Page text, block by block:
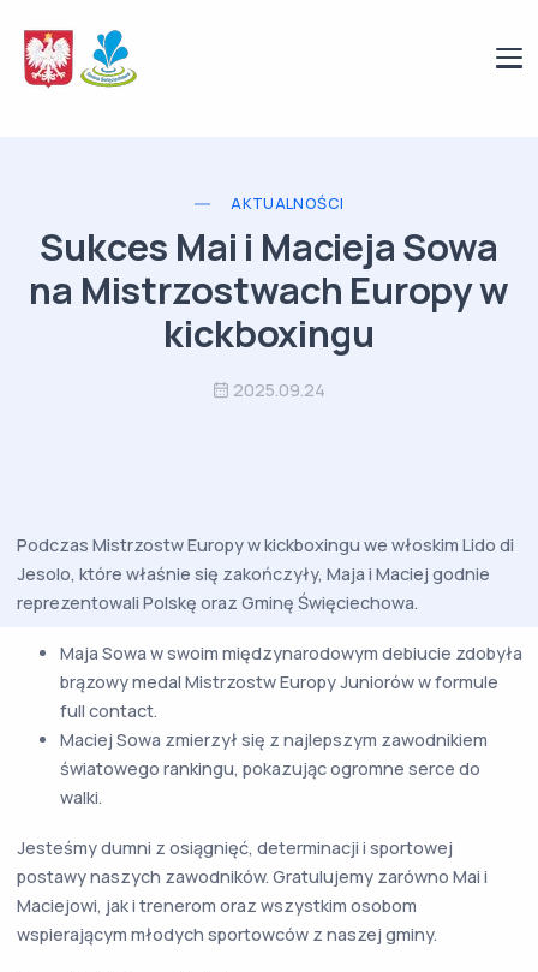
AKTUALNOŚCI
Sukces Mai i Macieja Sowa
na Mistrzostwach Europy w
kickboxingu
2025.09.24
Podczas Mistrzostw Europy w kickboxingu we włoskim Lido di
Jesolo, które właśnie się zakończyły, Maja i Maciej godnie
reprezentowali Polskę oraz Gminę Święciechowa.
Maja Sowa w swoim międzynarodowym debiucie zdobyła
brązowy medal Mistrzostw Europy Juniorów w formule
full contact.
Maciej Sowa zmierzył się z najlepszym zawodnikiem
światowego rankingu, pokazując ogromne serce do
walki.
Jesteśmy dumni z osiągnięć, determinacji i sportowej
postawy naszych zawodników. Gratulujemy zarówno Mai i
Maciejowi, jak i trenerom oraz wszystkim osobom
wspierającym młodych sportowców z naszej gminy.